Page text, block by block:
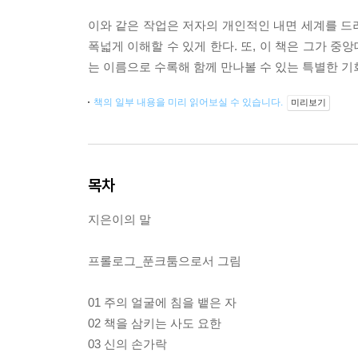
이와 같은 작업은 저자의 개인적인 내면 세계를
폭넓게 이해할 수 있게 한다. 또, 이 책은 그가 중
는 이름으로 수록해 함께 만나볼 수 있는 특별한 기
책의 일부 내용을 미리 읽어보실 수 있습니다. 미리보기
목차
지은이의 말
프롤로그_푼크툼으로서 그림
01 주의 얼굴에 침을 뱉은 자
02 책을 삼키는 사도 요한
03 신의 손가락